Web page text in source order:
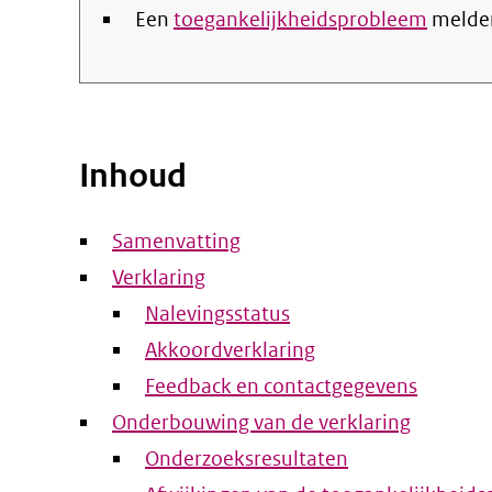
Een toegankelijkheidsprobleem
Inhoud
Samenvatting
Verklaring
Nalevingsstatus
Akkoordverklaring
Feedback en contactgegevens
Onderbouwing van de verklaring
Onderzoeksresultaten